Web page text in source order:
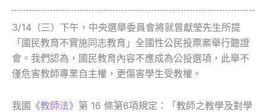
3/14（三）下午，中央選舉委員會將就曾獻瑩先生所提
「國民教育不實施同志教育」全國性公民投票案舉行聽證
會。我們認為，國民教育內容不應成為公投選項，此舉不
僅危害教師專業自主權，更傷害學生受教權。
我國《教師法》第 16 條第6項規定：「教師之教學及對學